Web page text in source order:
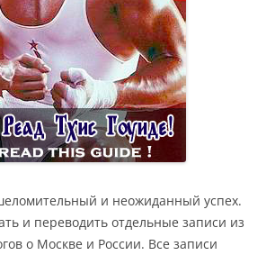
и неожиданный успех.
и переводить отдельные записи из
о Москве и России. Все записи